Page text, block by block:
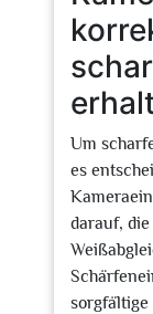
Um
es
darauf,
sorgfältige